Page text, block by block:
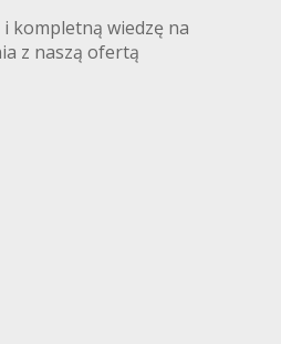
kompletną wiedzę na
z naszą ofertą